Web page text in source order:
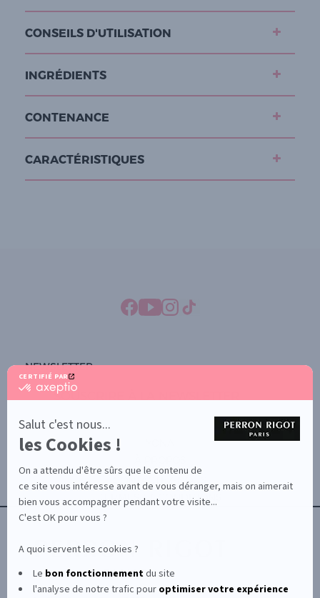
CERTIFIÉ PAR
certifié
En
savoir
plus
sur
Axeptio
Salut c'est nous...
les Cookies !
On a attendu d'être sûrs que le contenu de
ce site vous intéresse avant de vous déranger, mais on aimerait
bien vous accompagner pendant votre visite...
C'est OK pour vous ?
A quoi servent les cookies ?
Le bon fonctionnementdu site
l'analyse de notre trafic pour optimiservotre expérience
CONSEILS D'UTILISATION
INGRÉDIENTS
CONTENANCE
CARACTÉRISTIQUES
NEWSLETTER
SOUSCRIRE À LA NEWSLETTER
CONTACTEZ-NOUS
TERMES ET CONDITIONS